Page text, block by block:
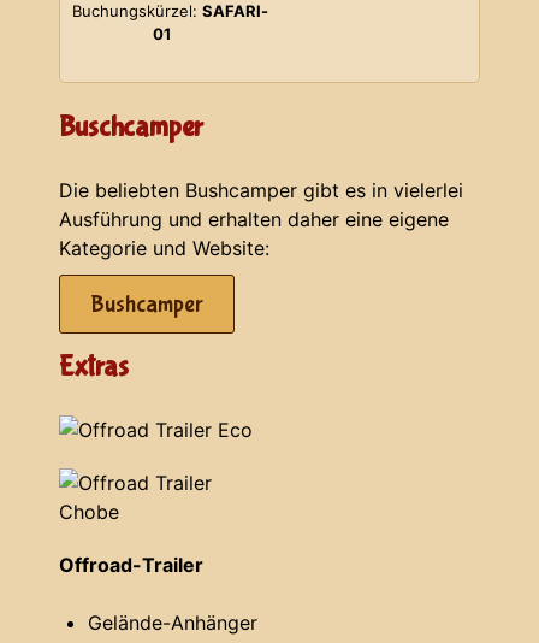
Buchungskürzel: SAFARI-
01
Buschcamper
Die beliebten Bushcamper gibt es in vielerlei
Ausführung und erhalten daher eine eigene
Kategorie und Website:
Bushcamper
Extras
Offroad-Trailer
Gelände-Anhänger